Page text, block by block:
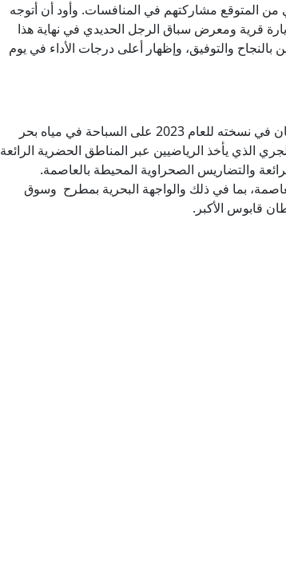
لشعب السلطنة، وما يزيد على 800 رياضي من المتوقع مشاركتهم في المنافسات. وأود أن أتوجه
قرية ومعرض سباق الرجل الحديدي في نهاية هذا
بالنجاح والتوفيق، وإظهار أعلى درجات الأداء في يوم
وسيشتمل مسار سباق الرجل الحديدي 70.3 مسقط – عمان في نسخته للعام 2023 على السباحة في مياه بحر
الذي يأخذ الرياضيين عبر المناطق الحضرية الرائعة
والتضاريس الصحراوية المحيطة بالعاصمة.
بما في ذلك والواجهة البحرية بمطرح وسوق
قابوس الأكبر.